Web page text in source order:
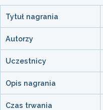
Tytuł nagrania
Autorzy
Uczestnicy
Opis nagrania
Czas trwania